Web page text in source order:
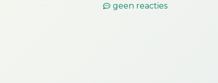
geen reacties